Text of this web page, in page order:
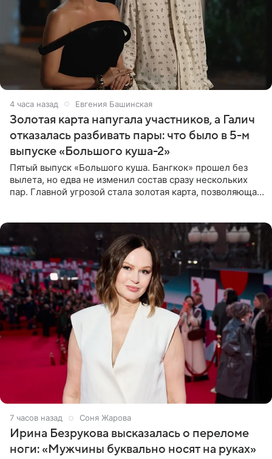
4 часа назад Евгения Башинская
Золотая карта напугала участников, а Галич
отказалась разбивать пары: что было в 5-м
выпуске «Большого куша-2»
Пятый выпуск «Большого куша. Бангкок» прошел без
вылета, но едва не изменил состав сразу нескольких
пар. Главной угрозой стала золотая карта, позволяющая
7 часов назад Соня Жарова
Ирина Безрукова высказалась о переломе
ноги: «Мужчины буквально носят на руках»